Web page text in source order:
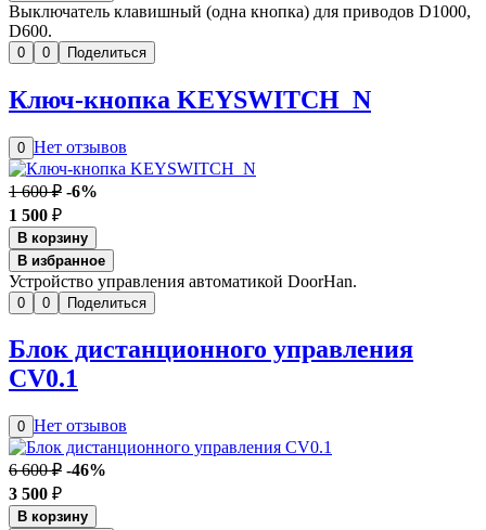
Выключатель клавишный (одна кнопка) для приводов D1000,
D600.
0 0 Поделиться
Ключ-кнопка KEYSWITCH_N
0 Нет отзывов
1 600 ₽ -6%
1 500 ₽
В корзину
В избранное
Устройство управления автоматикой DoorHan.
0 0 Поделиться
Блок дистанционного управления
CV0.1
0 Нет отзывов
6 600 ₽ -46%
3 500 ₽
В корзину